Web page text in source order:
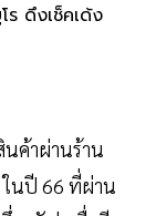
ร ดึงเช็คเด้ง
นค้าผ่านร้าน
นปี 66 ที่ผ่าน